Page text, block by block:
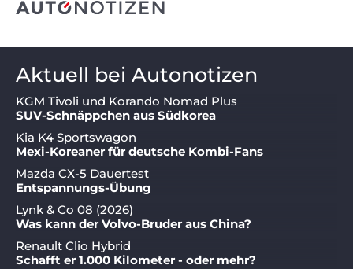
Aktuell bei Autonotizen
KGM Tivoli und Korando Nomad Plus
SUV-Schnäppchen aus Südkorea
Kia K4 Sportswagon
Mexi-Koreaner für deutsche Kombi-Fans
Mazda CX-5 Dauertest
Entspannungs-Übung
Lynk & Co 08 (2026)
Was kann der Volvo-Bruder aus China?
Renault Clio Hybrid
Schafft er 1.000 Kilometer - oder mehr?